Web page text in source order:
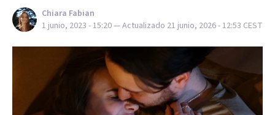
Chiara Fabian
1 junio, 2023 - 15:20— Actualizado 21 junio, 2026 - 12:53 CEST